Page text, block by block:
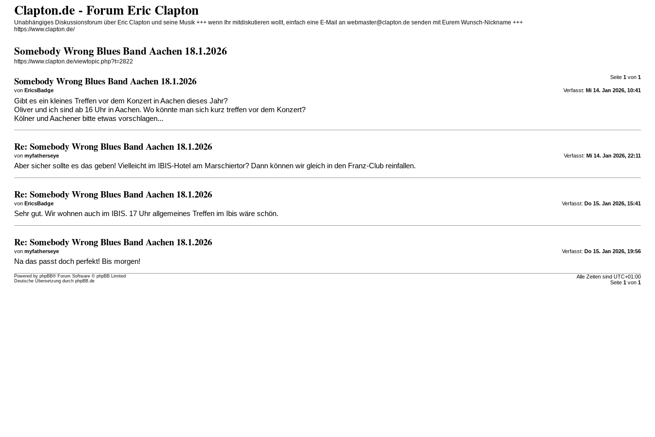
Clapton.de - Forum Eric Clapton
Unabhängiges Diskussionsforum über Eric Clapton und seine Musik +++ wenn Ihr mitdiskutieren wollt, einfach eine E-Mail an webmaster@clapton.de senden mit Eurem Wunsch-Nickname +++
https://www.clapton.de/
Somebody Wrong Blues Band Aachen 18.1.2026
https://www.clapton.de/viewtopic.php?t=2822
Seite 1von 1
Somebody Wrong Blues Band Aachen 18.1.2026
Verfasst: Mi 14. Jan 2026, 10:41
vonEricsBadge
Gibt es ein kleines Treffen vor dem Konzert in Aachen dieses Jahr?
Oliver und ich sind ab 16 Uhr in Aachen. Wo könnte man sich kurz treffen vor dem Konzert?
Kölner und Aachener bitte etwas vorschlagen...
Re: Somebody Wrong Blues Band Aachen 18.1.2026
Verfasst: Mi 14. Jan 2026, 22:11
vonmyfatherseye
Aber sicher sollte es das geben! Vielleicht im IBIS-Hotel am Marschiertor? Dann können wir gleich in den Franz-Club reinfallen.
Re: Somebody Wrong Blues Band Aachen 18.1.2026
Verfasst: Do 15. Jan 2026, 15:41
vonEricsBadge
Sehr gut. Wir wohnen auch im IBIS. 17 Uhr allgemeines Treffen im Ibis wäre schön.
Re: Somebody Wrong Blues Band Aachen 18.1.2026
Verfasst: Do 15. Jan 2026, 19:56
vonmyfatherseye
Na das passt doch perfekt! Bis morgen!
Alle Zeiten sind UTC+01:00
Seite 1von 1
Powered byphpBB® Forum Software © phpBB Limited
Deutsche Übersetzung durchphpBB.de